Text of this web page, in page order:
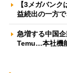
【3メガバン
益続出の一方
急増する中国
Temu…本社機